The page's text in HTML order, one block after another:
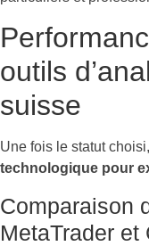
outils
suisse
Une fois le statut
technologique pour
Comparaison
MetaTrader et